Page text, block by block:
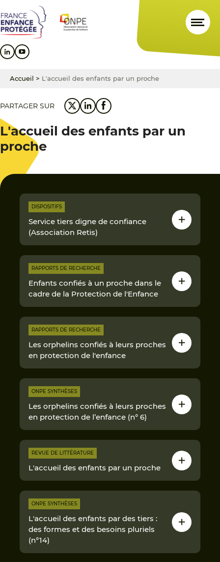
au
contenu
principal
au
menu
principal
au
pied
de
Accueil > L'accueil des enfants par un proche
PARTAGER SUR
L'accueil des enfants par un
proche
DISPOSITIFS
Service tiers digne de confiance
(Association Retis)
RAPPORTS DE RECHERCHE
Enfants confiés à un proche dans le
cadre de la Protection de l'Enfance
RAPPORTS DE RECHERCHE
Les orphelins confiés à leurs proches
en protection de l'enfance
ONPE SYNTHÈSES
Les orphelins confiés à leurs proches
en protection de l’enfance (n° 6)
REVUE DE LITTÉRATURE
L'accueil des enfants par un proche
ONPE SYNTHÈSES
L'accueil des enfants par des tiers :
des formes et des besoins pluriels
(n°14)